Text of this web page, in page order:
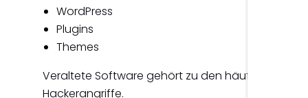
WordPress
Plugins
Themes
Veraltete Software gehört zu den häufigsten
Hackerangriffe.